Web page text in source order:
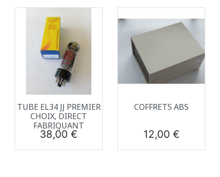
TUBE EL34 JJ PREMIER
CHOIX, DIRECT
FABRIQUANT
Prix
38,00 €
COFFRETS ABS
Prix
12,00 €